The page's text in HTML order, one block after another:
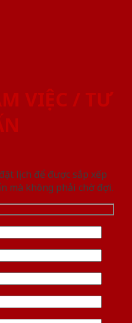
VIỆC / TƯ
lịch để được sắp xếp
mà không phải chờ đợi.